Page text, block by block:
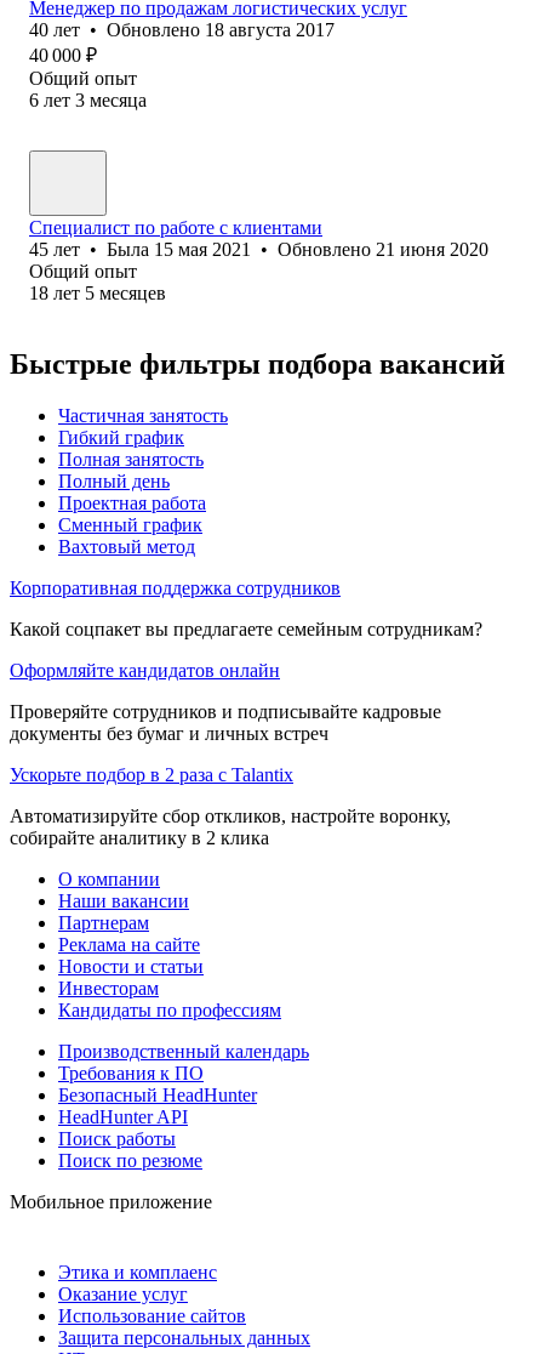
Менеджер по продажам логистических услуг
40 лет • Обновлено 18 августа 2017
40 000 ₽
Общий опыт
6 лет 3 месяца
Специалист по работе с клиентами
45 лет • Была 15 мая 2021 • Обновлено 21 июня 2020
Общий опыт
18 лет 5 месяцев
Быстрые фильтры подбора вакансий
Частичная занятость
Гибкий график
Полная занятость
Полный день
Проектная работа
Сменный график
Вахтовый метод
Корпоративная поддержка сотрудников
Какой соцпакет вы предлагаете семейным сотрудникам?
Оформляйте кандидатов онлайн
Проверяйте сотрудников и подписывайте кадровые
документы без бумаг и личных встреч
Ускорьте подбор в 2 раза с Talantix
Автоматизируйте сбор откликов, настройте воронку,
собирайте аналитику в 2 клика
О компании
Наши вакансии
Партнерам
Реклама на сайте
Новости и статьи
Инвесторам
Кандидаты по профессиям
Производственный календарь
Требования к ПО
Безопасный HeadHunter
HeadHunter API
Поиск работы
Поиск по резюме
Мобильное приложение
Этика и комплаенс
Оказание услуг
Использование сайтов
Защита персональных данных